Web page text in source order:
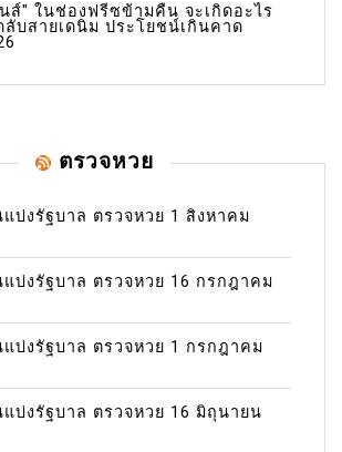
ส์" ในช่องฟรีซข้ามคืน จะเกิดอะไร
ลับสายเดนิม ประโยชน์เกินคาด
ตรวจหวย
บ่งรัฐบาล ตรวจหวย 1 สิงหาคม
บ่งรัฐบาล ตรวจหวย 16 กรกฎาคม
บ่งรัฐบาล ตรวจหวย 1 กรกฎาคม
บ่งรัฐบาล ตรวจหวย 16 มิถุนายน